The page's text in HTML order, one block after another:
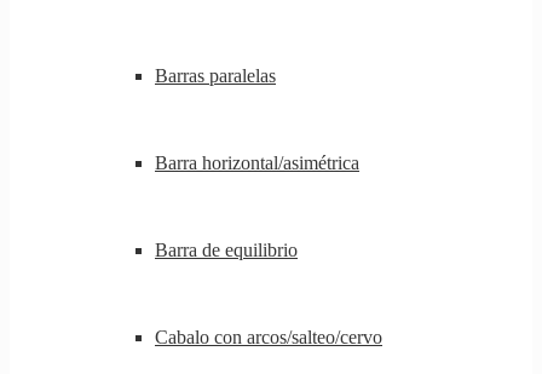
Barras paralelas
Barra horizontal/asimétrica
Barra de equilibrio
Cabalo con arcos/salteo/cervo